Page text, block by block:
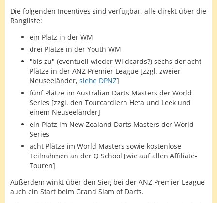
Die folgenden Incentives sind verfügbar, alle direkt über die
Rangliste:
ein Platz in der WM
drei Plätze in der Youth-WM
"bis zu" (eventuell wieder Wildcards?) sechs der acht
Plätze in der ANZ Premier League [zzgl. zweier
Neuseeländer, siehe DPNZ]
fünf Plätze im Australian Darts Masters der World
Series [zzgl. den Tourcardlern Heta und Leek und
einem Neuseeländer]
ein Platz im New Zealand Darts Masters der World
Series
acht Plätze im World Masters sowie kostenlose
Teilnahmen an der Q School [wie auf allen Affiliate-
Touren]
Außerdem winkt über den Sieg bei der ANZ Premier League
auch ein Start beim Grand Slam of Darts.